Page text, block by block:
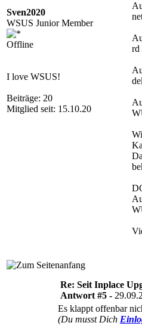
Sven2020
WSUS Junior Member
Offline
I love WSUS!
Beiträge: 20
Mitglied seit: 15.10.20
rd
Re: Seit Inplace
Antwort #5 -
Es klappt offenbar
(Du musst Dich